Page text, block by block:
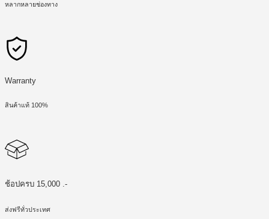
หลากหลายช่องทาง
Warranty
สินค้าแท้ 100%
ช้อปครบ 15,000 .-
ส่งฟรีทั่วประเทศ